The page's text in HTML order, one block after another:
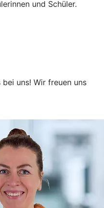
und Schüler.
uns! Wir freuen uns